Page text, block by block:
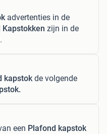
advertenties in de
zijn in de
kapstokde volgende
een Plafond kapstok